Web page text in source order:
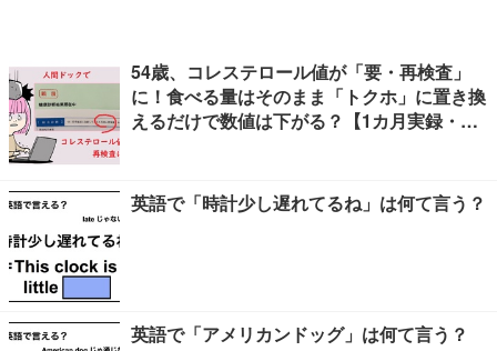
54歳、コレステロール値が「要・再検査」
に！食べる量はそのまま「トクホ」に置き換
えるだけで数値は下がる？【1カ月実録・ビ
英語で「時計少し遅れてるね」は何て言う？
英語で「アメリカンドッグ」は何て言う？